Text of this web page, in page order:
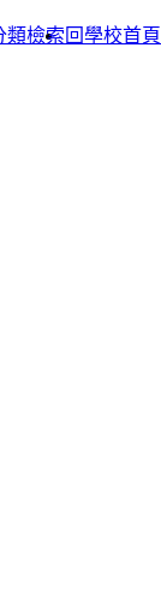
回學校首頁
類檢索